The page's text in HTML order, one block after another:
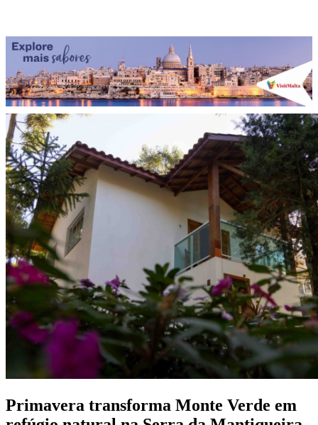
Primavera transforma Monte Verde em